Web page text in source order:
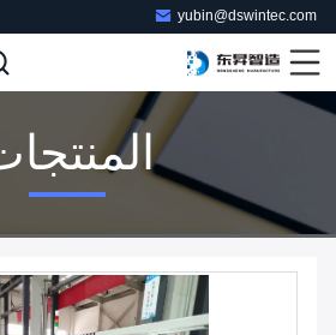
yubin@dswintec.com